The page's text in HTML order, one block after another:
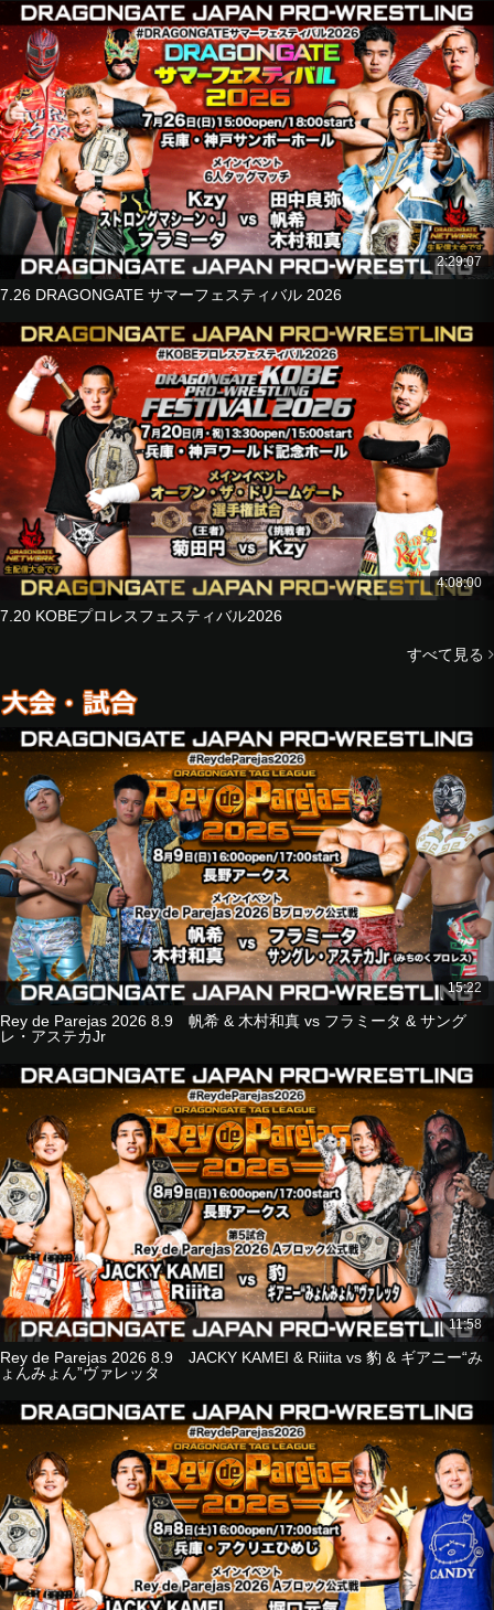
■Tag Match
Hyo
Riiita
vs
Yuki Yoshioka
Kazuma Kimura
■Royal Sambo
《Battle royale players》
Flamita
@KEY
Mochizuki Junior
Takashi
Problem Dragon
Yoshiki Kato
■6-Man Tag Match
Ho Ho Lun
Ho Lee
Reach Tominaga
vs
Strong Machine J
U-T
GuC
Yasushi Kanda
KAI
Jason Lee
ISHIN
■Tag Match
Ryoya Tanaka
Ryu Fuda
vs
Homare
Luis Mante
■6-Man Tag Match
YAMATO
Naruki Doi
B×B Hulk
Susumu Yokosuka
KAGETORA
■3-Way Match
Madoka Kikuta
vs
Kzy
vs
El Cielo
2:29:07
7.26 DRAGONGATE サマーフェスティバル 2026
4:08:00
7.20 KOBEプロレスフェスティバル2026
すべて見る
15:22
Rey de Parejas 2026 8.9 帆希 & 木村和真 vs フラミータ & サング
レ・アステカJr
11:58
Rey de Parejas 2026 8.9 JACKY KAMEI & Riiita vs 豹 & ギアニー“み
ょんみょん”ヴァレッタ